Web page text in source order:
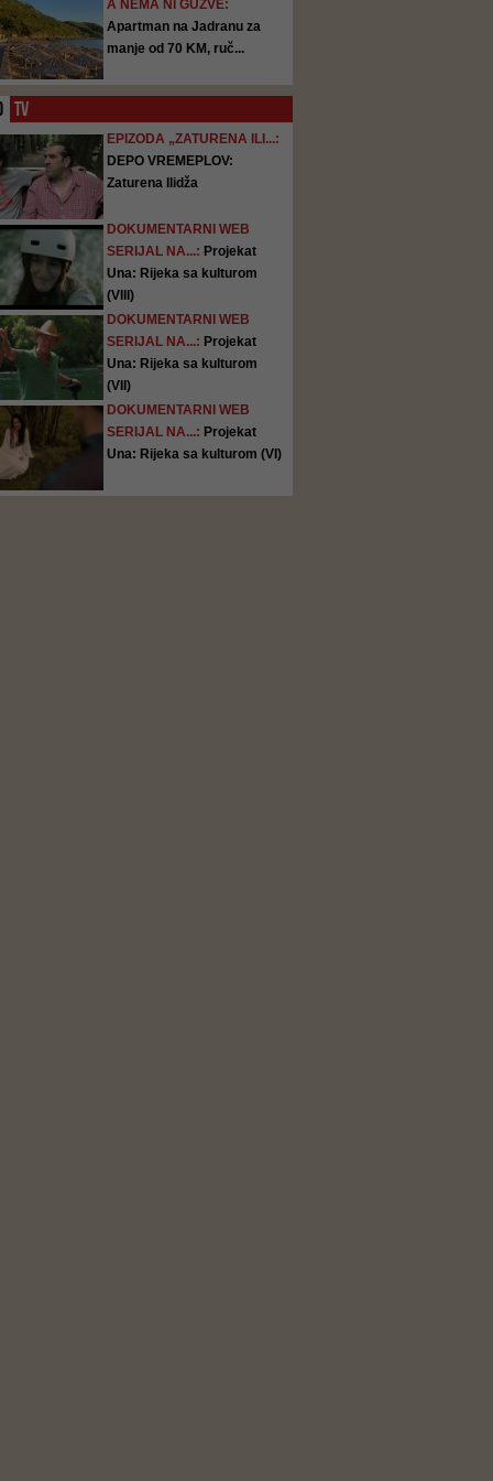
A NEMA NI GUŽVE:
Apartman na Jadranu za
manje od 70 KM, ruč...
TV
EPIZODA „ZATURENA ILI...:
DEPO VREMEPLOV:
Zaturena Ilidža
DOKUMENTARNI WEB
SERIJAL NA...: Projekat
Una: Rijeka sa kulturom
(VIII)
DOKUMENTARNI WEB
SERIJAL NA...: Projekat
Una: Rijeka sa kulturom
(VII)
DOKUMENTARNI WEB
SERIJAL NA...: Projekat
Una: Rijeka sa kulturom (VI)